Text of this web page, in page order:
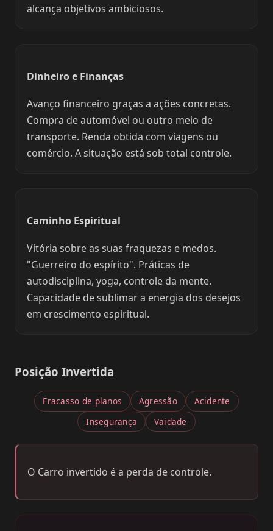
alcança objetivos ambiciosos.
Dinheiro e Finanças
Avanço financeiro graças a ações concretas.
Compra de automóvel ou outro meio de
transporte. Renda obtida com viagens ou
comércio. A situação está sob total controle.
Caminho Espiritual
Vitória sobre as suas fraquezas e medos.
"Guerreiro do espírito". Práticas de
autodisciplina, yoga, controle da mente.
Capacidade de sublimar a energia dos desejos
em crescimento espiritual.
Posição Invertida
Fracasso de planos Agressão
Acidente
Insegurança
Vaidade
O Carro invertido é a perda de controle.